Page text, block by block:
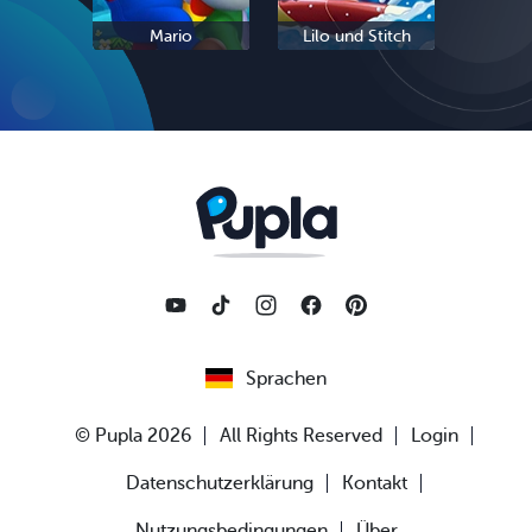
Mario Lilo und Stitch
Sprachen
© Pupla 2026 All Rights Reserved Login
Datenschutzerklärung Kontakt